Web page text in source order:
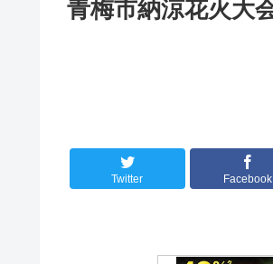
青梅市納涼花火大
Twitter Facebook